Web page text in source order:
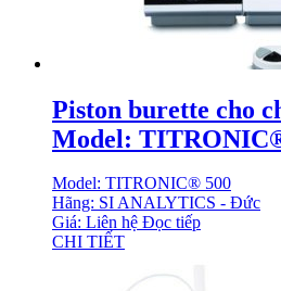
Piston burette cho
Model:
Model: TITRONIC® 500
Hãng: SI ANALYTICS - Đức
Giá: Liên hệ Đọc tiếp
CHI TIẾT